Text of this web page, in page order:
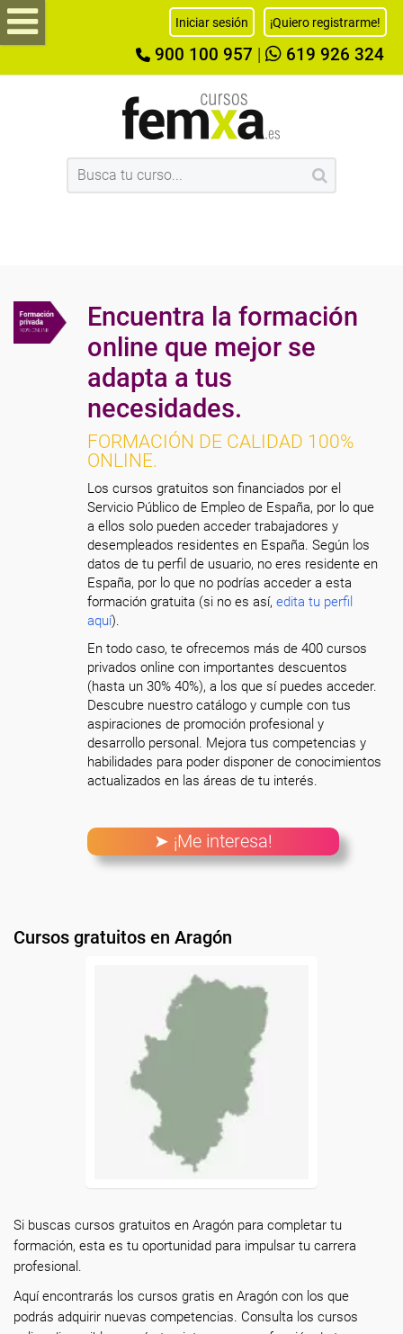
Iniciar sesión ¡Quiero registrarme!
900 100 957 619 926 324
Encuentra la formación
online que mejor se
adapta a tus
necesidades.
FORMACIÓN DE CALIDAD 100%
ONLINE.
Los cursos gratuitos son financiados por el
Servicio Público de Empleo de España, por lo que
a ellos solo pueden acceder trabajadores y
desempleados residentes en España. Según los
datos de tu perfil de usuario, no eres residente en
España, por lo que no podrías acceder a esta
formación gratuita (si no es así,edita tu perfil
aquí).
En todo caso, te ofrecemos más de 400 cursos
privados online con importantes descuentos
(hasta un 30% 40%), a los que sí puedes acceder.
Descubre nuestro catálogo y cumple con tus
aspiraciones de promoción profesional y
desarrollo personal. Mejora tus competencias y
habilidades para poder disponer de conocimientos
actualizados en las áreas de tu interés.
➤ ¡Me interesa!
Cursos gratuitos en Aragón
Si buscas cursos gratuitos en Aragón para completar tu
formación, esta es tu oportunidad para impulsar tu carrera
profesional.
Aquí encontrarás los cursos gratis en Aragón con los que
podrás adquirir nuevas competencias. Consulta los cursos